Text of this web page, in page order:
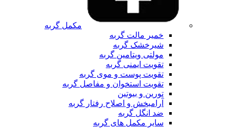
مکمل گربه
خمیر مالت گربه
شیرخشک گربه
مولتی ویتامین گربه
تقویت ایمنی گربه
تقویت پوست و موی گربه
تقویت استخوان و مفاصل گربه
تورین و بیوتین
آرامبخش و اصلاح رفتار گربه
ضد انگل گربه
سایر مکمل های گربه